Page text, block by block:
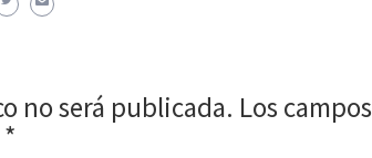
no será publicada. Los campos
*